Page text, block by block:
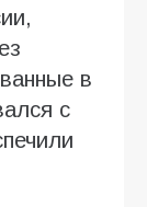
в
с